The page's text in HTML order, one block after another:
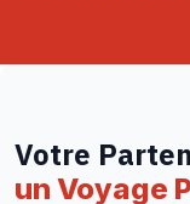
Votre
un Voyage